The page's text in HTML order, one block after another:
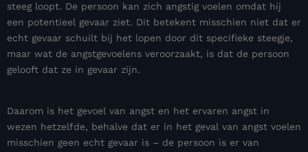
steeg loopt. De persoon kan zich angstig voelen omdat hij
een potentieel gevaar ziet. Dit betekent misschien niet dat er
echt gevaar schuilt bij het lopen door dit specifieke steegje,
maar wat de angstgevoelens veroorzaakt, is dat de persoon
gelooft dat ze in gevaar zijn.
Daarom is het gevoel van angst en het ervaren angst in
wezen hetzelfde, behalve dat er in het geval van angst voelen
misschien geen echt gevaar is – de persoon is er van